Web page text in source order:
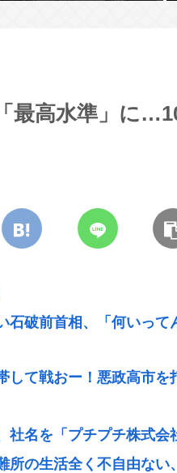
最高水準」に
石破前首相、「何いって
て戦おー！悪政高市を
社名を「プチプチ株式
所の生活全く不自由ない